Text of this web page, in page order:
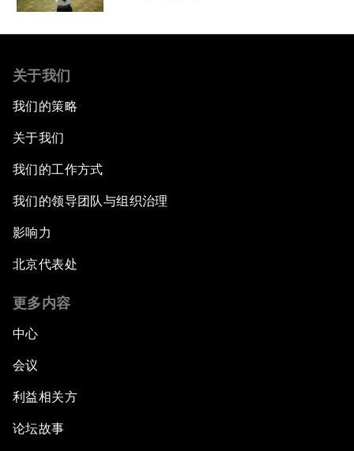
关于我们
我们的策略
关于我们
我们的工作方式
我们的领导团队与组织治理
影响力
北京代表处
更多内容
中心
会议
利益相关方
论坛故事